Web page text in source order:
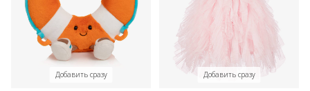
Добавить сразу Добавить сразу